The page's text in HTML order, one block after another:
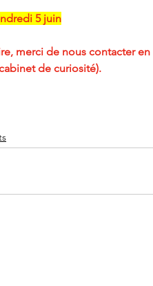
5 juin
merci de nous contacter en
de curiosité).